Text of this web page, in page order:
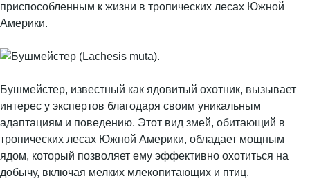
приспособленным к жизни в тропических лесах Южной
Америки.
Бушмейстер, известный как ядовитый охотник, вызывает
интерес у экспертов благодаря своим уникальным
адаптациям и поведению. Этот вид змей, обитающий в
тропических лесах Южной Америки, обладает мощным
ядом, который позволяет ему эффективно охотиться на
добычу, включая мелких млекопитающих и птиц.